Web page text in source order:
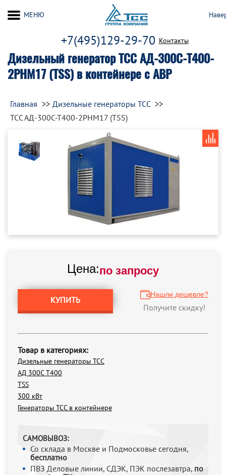
Дизельный генератор ТСС АД-300С-Т400-
2РНМ17 (TSS) в контейнере с АВР
+7(495)129-29-70 Контакты
МЕНЮ
Главная
Дизельные генераторы ТСС
ТСС АД-300С-Т400-2РНМ17 (TSS)
Цена:по запросу
КУПИТЬ
Нашли дешевле?
Получите скидку!
Товар в категориях:
Дизельные генераторы ТСС
АД 300С Т400
TSS
300 кВт
Генераторы ТСС в контейнере
САМОВЫВОЗ:
Со склада в Москве и Подмосковье сегодня,
бесплатно
ПВЗ Деловые линии, СДЭК, ПЭК послезавтра, по